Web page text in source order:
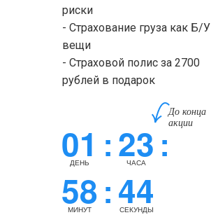
риски
- Страхование груза как Б/У
вещи
- Страховой полис за 2700
рублей в подарок
До конца
акции
01:
ДЕНЬ 23:
ЧАСА
58:
МИНУТ 43
СЕКУНДЫ